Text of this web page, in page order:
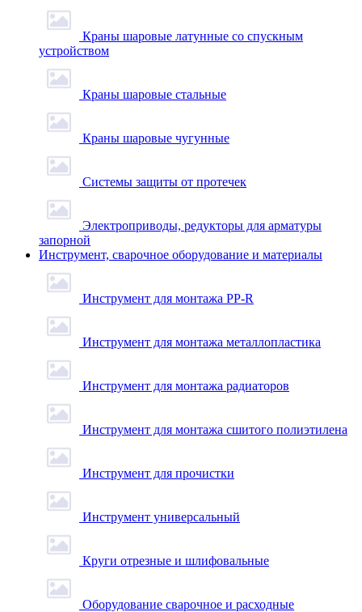
Краны шаровые латунные со спускным
устройством
Краны шаровые стальные
Краны шаровые чугунные
Системы защиты от протечек
Электроприводы, редукторы для арматуры
запорной
Инструмент, сварочное оборудование и материалы
Инструмент для монтажа PP-R
Инструмент для монтажа металлопластика
Инструмент для монтажа радиаторов
Инструмент для монтажа сшитого полиэтилена
Инструмент для прочистки
Инструмент универсальный
Круги отрезные и шлифовальные
Оборудование сварочное и расходные